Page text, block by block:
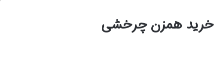
خرید همزن چرخشی